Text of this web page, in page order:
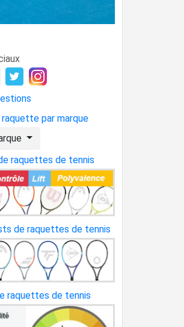
raquette par marque
raquettes de tennis
de raquettes de tennis
raquettes de tennis